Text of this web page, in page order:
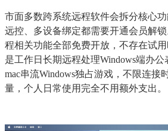
市面多数跨系统远程软件会拆分核心
远控、多设备绑定都需要开通会员解
程相关功能全部免费开放，不存在试
是工作日长期远程处理Windows端办
mac串流Windows独占游戏，不限连接
量，个人日常使用完全不用额外支出。